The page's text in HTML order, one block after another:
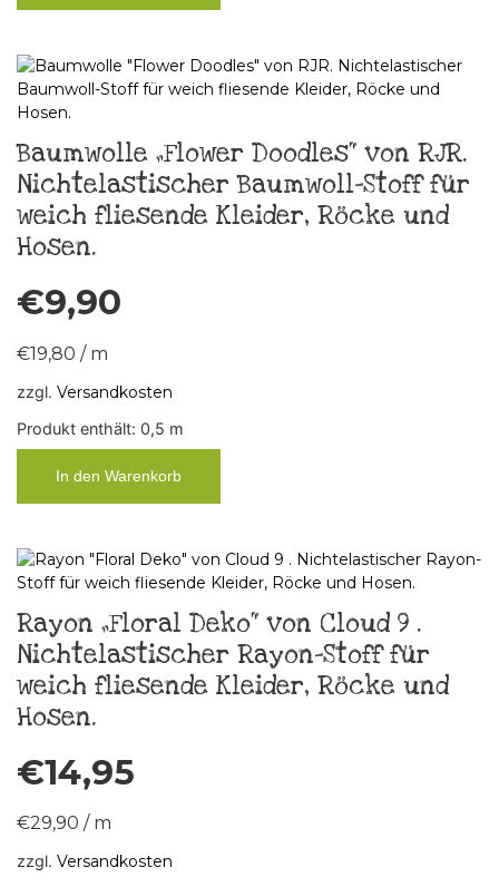
Baumwolle „Flower Doodles“ von RJR.
Nichtelastischer Baumwoll-Stoff für
weich fliesende Kleider, Röcke und
Hosen.
€9,90
€19,80 / m
zzgl. Versandkosten
Produkt enthält: 0,5 m
In den Warenkorb
Rayon „Floral Deko“ von Cloud 9 .
Nichtelastischer Rayon-Stoff für
weich fliesende Kleider, Röcke und
Hosen.
€14,95
€29,90 / m
zzgl. Versandkosten